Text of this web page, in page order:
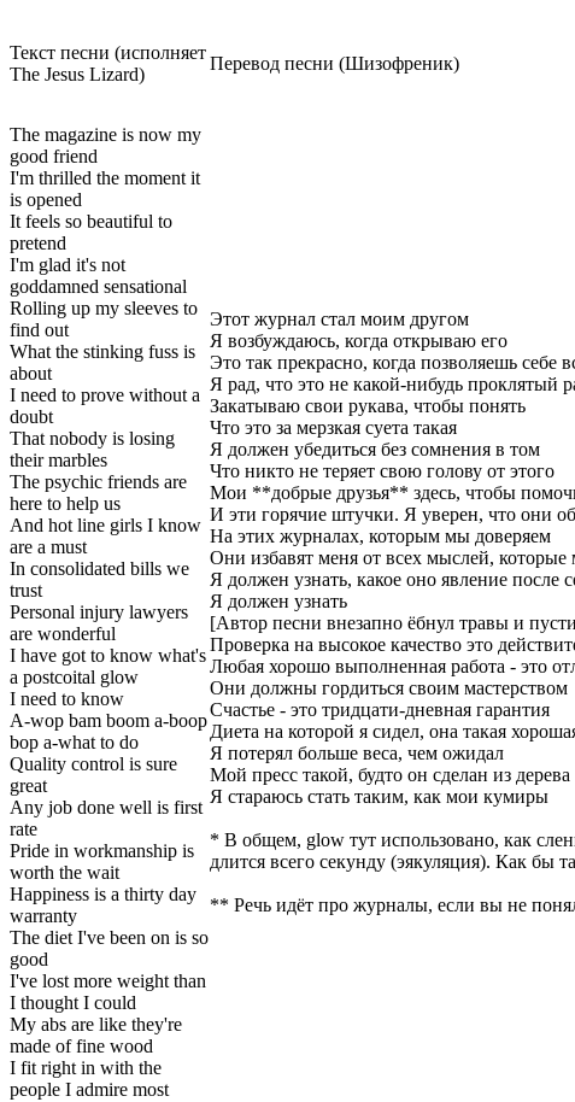
Текст песни (исполняет
The Jesus Lizard)
Перевод песни (Шизофреник)
The magazine is now my
good friend
I'm thrilled the moment it
is opened
It feels so beautiful to
pretend
I'm glad it's not
goddamned sensational
Rolling up my sleeves to
find out
What the stinking fuss is
about
I need to prove without a
doubt
That nobody is losing
their marbles
The psychic friends are
here to help us
And hot line girls I know
are a must
In consolidated bills we
trust
Personal injury lawyers
are wonderful
I have got to know what's
a postcoital glow
I need to know
A-wop bam boom a-boop
bop a-what to do
Quality control is sure
great
Any job done well is first
rate
Pride in workmanship is
worth the wait
Happiness is a thirty day
warranty
The diet I've been on is so
good
I've lost more weight than
I thought I could
My abs are like they're
made of fine wood
I fit right in with the
people I admire most
Этот журнал стал моим другом
Я возбуждаюсь, когда открываю его
Это так прекрасно, когда позволяешь себе
Я рад, что это не какой-нибудь проклятый
Закатываю свои рукава, чтобы понять
Что это за мерзкая суета такая
Я должен убедиться без сомнения в том
Что никто не теряет свою голову от этого
Мои **добрые друзья** здесь, чтобы
И эти горячие штучки. Я уверен, что они
На этих журналах, которым мы доверяем
Они избавят меня от всех мыслей,
Я должен узнать, какое оно явление после
Я должен узнать
[Автор песни внезапно ёбнул травы и
Проверка на высокое качество это
Любая хорошо выполненная работа - это
Они должны гордиться своим мастерством
Счастье - это тридцати-дневная гарантия
Диета на которой я сидел, она такая
Я потерял больше веса, чем ожидал
Мой пресс такой, будто он сделан из дерева
Я стараюсь стать таким, как мои кумиры
* В общем, glow тут использовано, как
длится всего секунду (эякуляция). Как бы
** Речь идёт про журналы, если вы не